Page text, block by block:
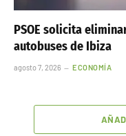
PSOE solicita
autobuses de Ibiza
agosto 7, 2026 ECONOMÍA